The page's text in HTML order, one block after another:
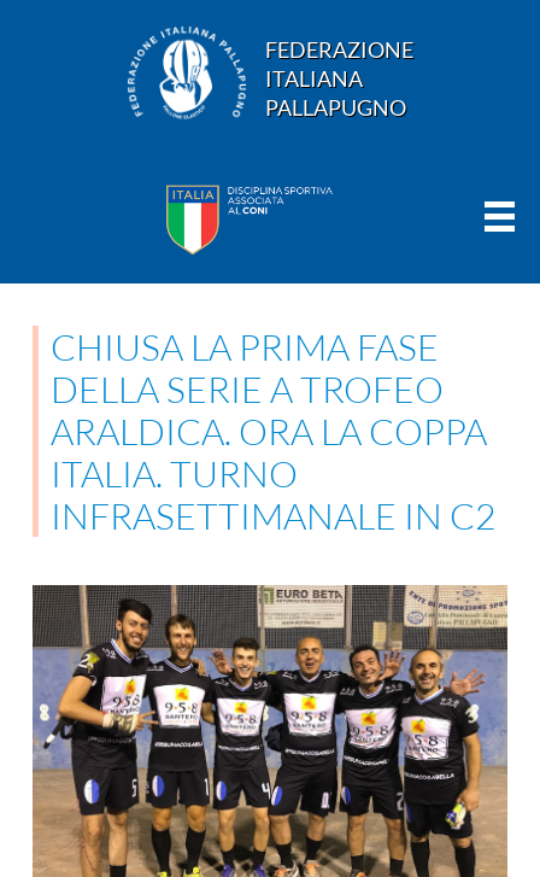
FEDERAZIONE
ITALIANA
PALLAPUGNO
CHIUSA LA PRIMA FASE
DELLA SERIE A TROFEO
ARALDICA. ORA LA COPPA
ITALIA. TURNO
INFRASETTIMANALE IN C2